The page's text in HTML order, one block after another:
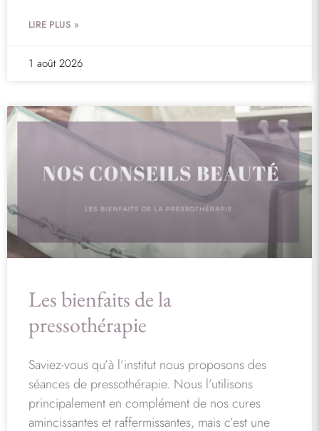
LIRE PLUS »
1 août 2026
Les bienfaits de la
pressothérapie
Saviez-vous qu’à l’institut nous proposons des
séances de pressothérapie. Nous l’utilisons
principalement en complément de nos cures
amincissantes et raffermissantes, mais c’est une